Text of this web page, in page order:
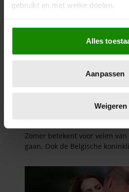
gebruikt en met welke doelen.
Als u het toestaat, willen we ook
Informatie verzamelen
locatie, die tot een paar
scannen op specifieke
verwerkt en stel uw voorkeuren in
intrekken in de Cookieverklaring.
We gebruiken cookies om
en om ons websiteverkeer te
informatie over uw gebruik van
Alles
Aanpassen
Weigeren